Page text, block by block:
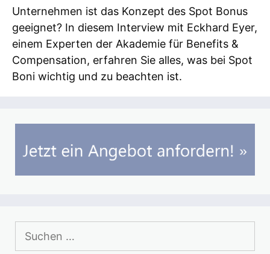
Unternehmen ist das Konzept des Spot Bonus
geeignet? In diesem Interview mit Eckhard Eyer,
einem Experten der Akademie für Benefits &
Compensation, erfahren Sie alles, was bei Spot
Boni wichtig und zu beachten ist.
nach: